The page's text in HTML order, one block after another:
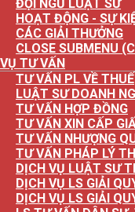
ĐỘI NGŨ LUẬT SƯ
HOẠT ĐỘNG - SỰ
CÁC GIẢI THƯỞNG
CLOSE SUBMENU
VỤ TƯ VẤN
TƯ VẤN PL VỀ THUẾ
LUẬT SƯ DOANH
TƯ VẤN HỢP ĐỒNG
TƯ VẤN XIN CẤP
TƯ VẤN NHƯỢNG
TƯ VẤN PHÁP LÝ
DỊCH VỤ LUẬT SƯ
DỊCH VỤ LS GIẢI
DỊCH VỤ LS GIẢI